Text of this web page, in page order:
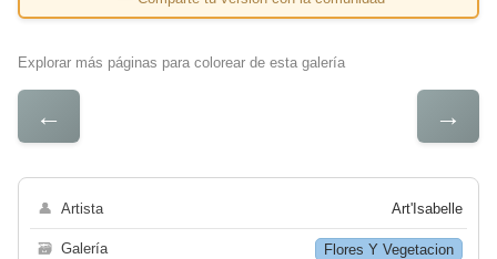
Explorar más páginas para colorear de esta galería
← →
👤 Artista Art'Isabelle
🗃 Galería Flores Y Vegetacion